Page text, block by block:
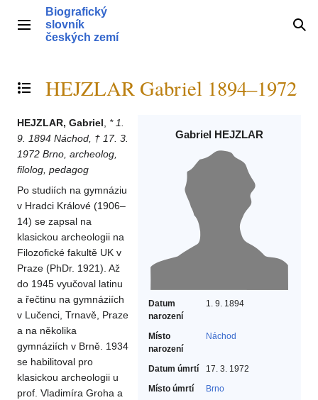
obsahHlavní menu
Biografický
slovník
českých zemí
Přepnout obsah
HEJZLAR Gabriel 1894–1972
Gabriel HEJZLAR
Datum
narození
1. 9. 1894
Místo
narození
Náchod
Datum úmrtí
17. 3. 1972
Místo úmrtí
Brno
HEJZLAR, Gabriel
* 1.
9. 1894 Náchod, † 17. 3.
1972 Brno, archeolog,
filolog, pedagog
Po studiích na gymnáziu
v Hradci Králové (1906–
14) se zapsal na
klasickou archeologii na
Filozofické fakultě UK v
Praze (PhDr. 1921). Až
do 1945 vyučoval latinu
a řečtinu na gymnáziích
v Lučenci, Trnavě, Praze
a na několika
gymnáziích v Brně. 1934
se habilitoval pro
klasickou archeologii u
prof. Vladimíra Groha a